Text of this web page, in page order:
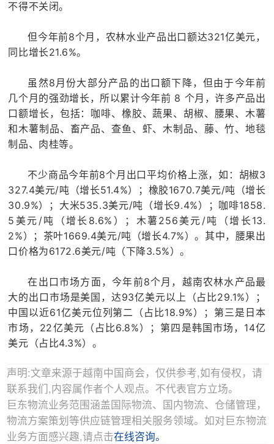
不得不关闭。
但今年前8个月，农林水业产品出口额达321亿美元，
同比增长21.6%。
虽然8月份大部分产品的出口额下降，但由于今年前
几个月的强劲增长，所以累计今年前 8 个月，许多产品出
口额增长，包括：咖啡、橡胶、蔬果、胡椒、腰果、木薯
和木薯制品、畜产品、查鱼、虾、木制品、藤、竹、地毯
制品、肉桂等。
不少商品今年前8个月出口平均价格上涨，如：胡椒3
327.4美元/吨（增长51.4%）；橡胶1670.7美元/吨（增长
30.9%）；大米535.3美元/吨（增长9.4%）；咖啡1858.
5美元/吨（增长8.6%）；木薯256美元/吨（增长13.
2%）；茶叶1669.4美元/吨（增长4.7%）。其中，腰果出
口价格为6172.6美元/吨（下降3.5%）。
在出口市场方面，今年前8个月，越南农林水产品最
大的出口市场是美国，达93亿美元以上（占比29.1%）；
中国以近61亿美元位列第二（占比18.9%）；第三是日本
市场，22亿美元（占比6.8%）；第四是韩国市场，14亿
美元（占比4.3%）。
声明:文章来源于越南中国商会，仅供参考,如有侵权，请
联系我们,内容属作者个人观点。不代表官方立场。
巨东物流业务范围涵盖国际物流、国内物流、仓储管理，
物流方案策划等供应链管理相关服务领域。如对巨东物流
业务方面感兴趣,请点击在线咨询。